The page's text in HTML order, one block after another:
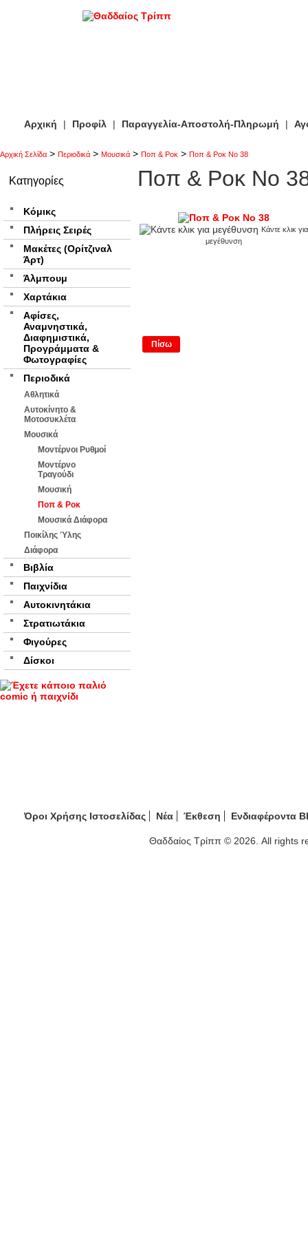
Αρχική | Προφίλ | Παραγγελία-Αποστολή-Πληρωμή |
Αρχική Σελίδα > Περιοδικά > Μουσικά > Ποπ & Ροκ > Ποπ & Ροκ Νο 38
Ποπ & Ροκ Νο
Κάντε κλικ για
μεγέθυνση
Πίσω
Κατηγορίες
Κόμικς
Πλήρεις Σειρές
Μακέτες (Ορίτζιναλ
Άρτ)
Άλμπουμ
Χαρτάκια
Αφίσες,
Αναμνηστικά,
Διαφημιστικά,
Προγράμματα &
Φωτογραφίες
Περιοδικά
Αθλητικά
Αυτοκίνητο &
Μοτοσυκλέτα
Μουσικά
Μοντέρνοι Ρυθμοί
Μοντέρνο
Τραγούδι
Μουσική
Ποπ & Ροκ
Μουσικά Διάφορα
Ποικίλης Ύλης
Διάφορα
Βιβλία
Παιχνίδια
Αυτοκινητάκια
Στρατιωτάκια
Φιγούρες
Δίσκοι
Όροι Χρήσης Ιστοσελίδας Νέα Έκθεση Ενδιαφέροντα
Θαδδαίος Τρίππ © 2026. All rights